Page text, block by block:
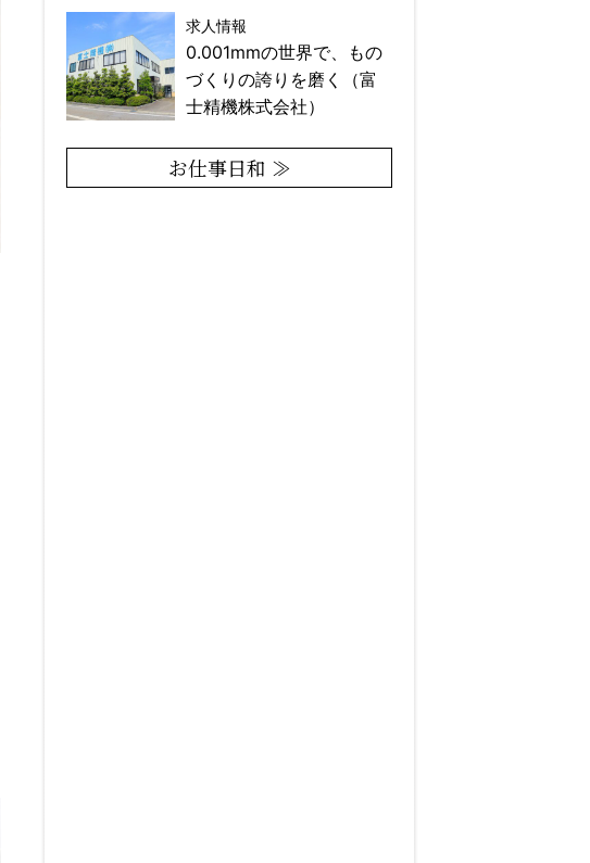
求人情報
0.001mmの世界で、もの
づくりの誇りを磨く（富
士精機株式会社）
お仕事日和 ≫